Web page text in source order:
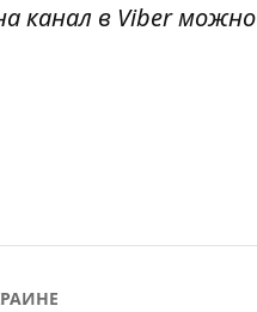
канал в Viber можно